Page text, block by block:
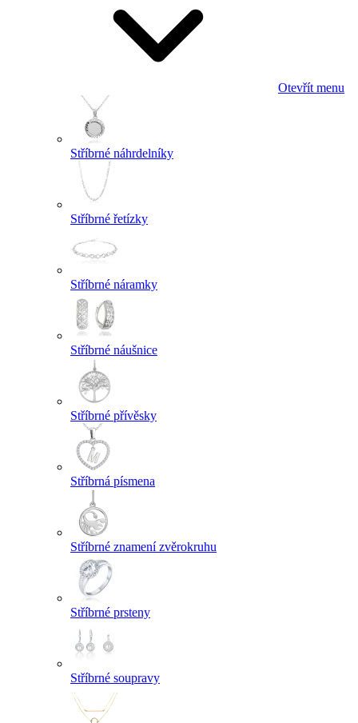
Otevřít menu
Stříbrné náhrdelníky
Stříbrné řetízky
Stříbrné náramky
Stříbrné náušnice
Stříbrné přívěsky
Stříbrná písmena
Stříbrné znamení zvěrokruhu
Stříbrné prsteny
Stříbrné soupravy